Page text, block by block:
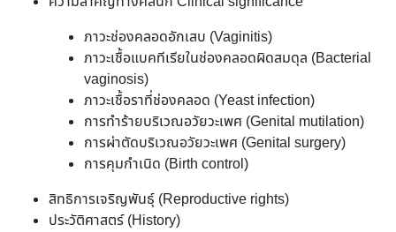
ภาวะช่องคลอดอักเสบ (Vaginitis)
ภาวะเชื้อแบคทีเรียในช่องคลอดผิดสมดุล (Bacterial
vaginosis)
ภาวะเชื้อราที่ช่องคลอด (Yeast infection)
การทำร้ายบริเวณอวัยวะเพศ (Genital mutilation)
การผ่าตัดบริเวณอวัยวะเพศ (Genital surgery)
การคุมกำเนิด (Birth control)
สิทธิการเจริญพันธุ์ (Reproductive rights)
ประวัติศาสตร์ (History)